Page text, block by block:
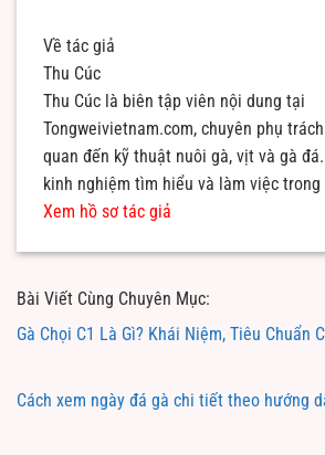
Về tác giả
Thu Cúc
Thu Cúc là biên tập viên nội dung tại
Tongweivietnam.com, chuyên phụ
quan đến kỹ thuật nuôi gà, vịt và gà
kinh nghiệm tìm hiểu và làm việc
Xem hồ sơ tác giả
Bài Viết Cùng Chuyên Mục:
Gà Chọi C1 Là Gì? Khái Niệm, Tiêu Chuẩn
Cách xem ngày đá gà chi tiết theo hướng